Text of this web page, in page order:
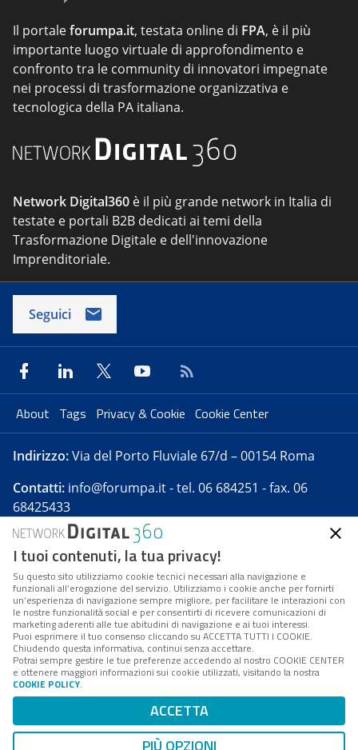
Il portaleforumpa.it, testata online di FPA, è il più
importante luogo virtuale di approfondimento e
confronto tra le community di innovatori impegnate
nei processi di trasformazione organizzativa e
tecnologica della PA italiana.
Network Digital360 è il più grande network in Italia di
testate e portali B2B dedicati ai temi della
Trasformazione Digitale e dell'innovazione
Imprenditoriale.
Seguici
About Tags Privacy & Cookie Cookie Center
Indirizzo:Via del Porto Fluviale 67/d – 00154 Roma
Contatti: info@forumpa.it- tel. 06 684251 - fax. 06
68425433
Forumpa.itè una pubblicazione telematica iscritta
presso Registro della stampa del Tribunale di Roma -
Reg. n. 182 del 2 maggio 2008 - Direttore resp. Michela
Stentella
FPA s.r.l. è società soggetta a Direzione e
Coordinamento da parte di Digital360 S.p.A. - FPA s.r.l.
è un'azienda certificata per il sistema di management
Codice Fiscale/Partita IVA n. 10693191008 - R.E.A. Roma
n. 1249791. ISP AWS
Mappa del sito
I tuoi contenuti, la tua privacy!
Su questo sito utilizziamo cookie tecnici necessari alla navigazione e
funzionali all’erogazione del servizio. Utilizziamo i cookie anche per fornirti
un’esperienza di navigazione sempre migliore, per facilitare le interazioni con
le nostre funzionalità social e per consentirti di ricevere comunicazioni di
marketing aderenti alle tue abitudini di navigazione e ai tuoi interessi.
Puoi esprimere il tuo consenso cliccando su ACCETTA TUTTI I COOKIE.
Chiudendo questa informativa, continui senza accettare.
Potrai sempre gestire le tue preferenze accedendo al nostro COOKIE CENTER
e ottenere maggiori informazioni sui cookie utilizzati, visitando la nostra
COOKIE POLICY.
ACCETTA
PIÙ OPZIONI